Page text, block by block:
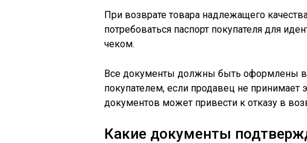
При возврате товара надлежащего
потребоваться паспорт покупателя для
чеком.
Все документы должны быть оформлены в
покупателем, если продавец не
документов может привести к отказу в
Какие документы